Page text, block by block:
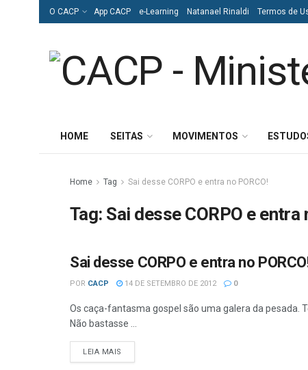
O CACP App CACP e-Learning Natanael Rinaldi Termos de
HOME SEITAS MOVIMENTOS
Home Tag Sai desse CORPO e entra no PORCO!
Tag: Sai desse CORPO e entra
ESTUDOS BÍBLICOS
Sai desse CORPO e entra no
POR CACP 14 DE SETEMBRO DE 2012 0
Os caça-fantasma gospel são uma galera da pesada.
Não bastasse ...
LEIA MAIS